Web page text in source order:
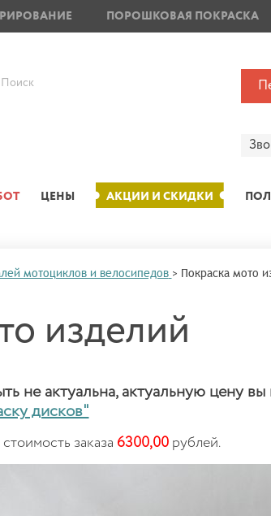
ПОРОШКОВАЯ ПОКРАСКА
Поиск
ЦЕНЫ АКЦИИ И СКИДКИ
мотоциклов и велосипедов > Покраска мото
изделий
не актуальна, актуальную цену
дисков"
заказа 6300,00рублей.